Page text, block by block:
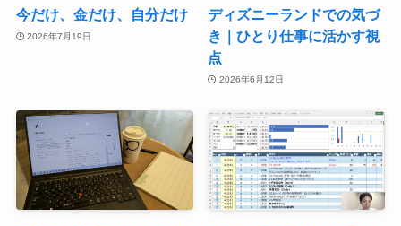
今だけ、金だけ、自分だけ
2026年7月19日
ディズニーランドでの気づ
き｜ひとり仕事に活かす視
点
2026年6月12日